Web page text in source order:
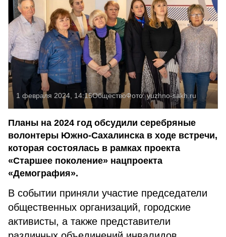
1 февраля 2024, 14:15ОбществоФото:yuzhno-sakh.ru
Планы на 2024 год обсудили серебряные
волонтеры Южно-Сахалинска в ходе встречи,
которая состоялась в рамках проекта
«Старшее поколение» нацпроекта
«Демография».
В событии приняли участие председатели
общественных организаций, городские
активисты, а также представители